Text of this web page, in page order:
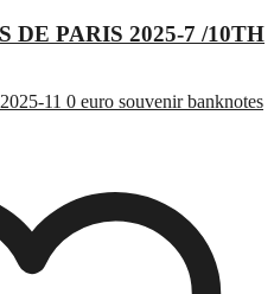
DE PARIS 2025-7 /10TH